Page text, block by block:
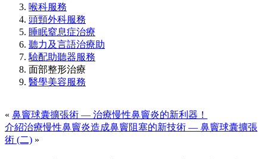
喉科服務
頭頸外科服務
睡眠窒息症治療
聽力及言語治療助
驗配助聽器服務
面部整形治療
醫學美容服務
« 鼻竇球囊擴張術 — 治療慢性鼻竇炎的新利器！
介紹治療慢性鼻竇炎造成鼻竇阻塞的新技術 — 鼻竇球囊擴張
術 (二) »